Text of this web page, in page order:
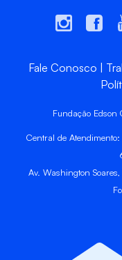
Fale Conosco
Fundação Edson
Central de
Av. Washington